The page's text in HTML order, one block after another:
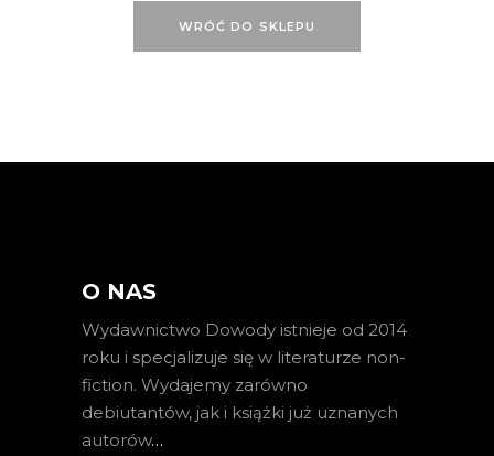
WRÓĆ DO SKLEPU
O NAS
Wydawnictwo Dowody istnieje od 2014
roku i specjalizuje się w literaturze non-
fiction. Wydajemy zarówno
debiutantów, jak i książki już uznanych
autorów…